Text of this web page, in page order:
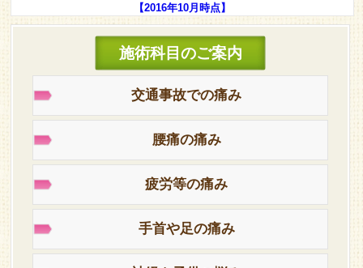
【2016年10月時点】
施術科目のご案内
交通事故での痛み
腰痛の痛み
疲労等の痛み
手首や足の痛み